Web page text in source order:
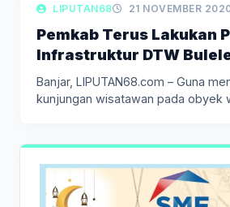
LIPUTAN PARIWISATA
LIPUTAN68 21 NOVEMBER
Pemkab Terus Lakukan
Infrastruktur DTW
Banjar, LIPUTAN68.com – Guna
kunjungan wisatawan pada obyek